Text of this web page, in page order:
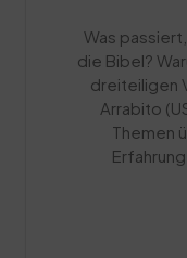
Was
die Bibel?
dreiteiligen
Arrabito
Themen